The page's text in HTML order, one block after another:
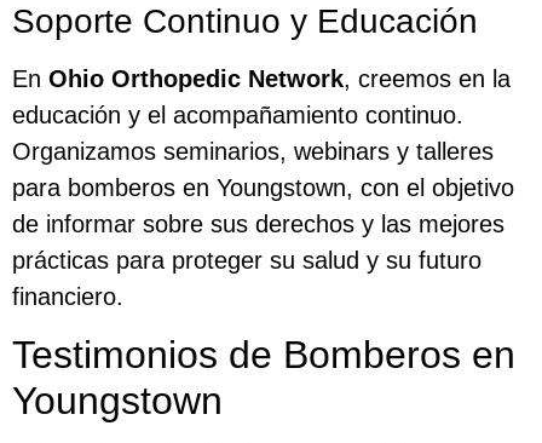
Soporte Continuo y Educación
En Ohio Orthopedic Network, creemos en la
educación y el acompañamiento continuo.
Organizamos seminarios, webinars y talleres
para bomberos en Youngstown, con el objetivo
de informar sobre sus derechos y las mejores
prácticas para proteger su salud y su futuro
financiero.
Testimonios de Bomberos en
Youngstown